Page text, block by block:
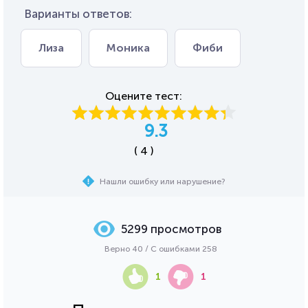
Варианты ответов:
Лиза Моника Фиби
Оцените тест:
9.3
( 4 )
Нашли ошибку или нарушение?
5299 просмотров
Верно 40 / С ошибками 258
1 1